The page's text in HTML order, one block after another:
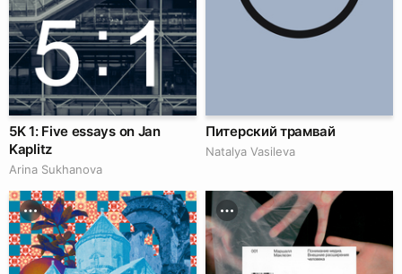
5K 1: Five essays on Jan
Kaplitz
Arina Sukhanova
Питерский трамвай
Natalya Vasileva